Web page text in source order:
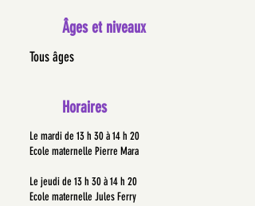
Âges et niveaux
Tous âges
Horaires
Le mardi de 13 h 30 à 14 h 20
Ecole maternelle Pierre Mara
Le jeudi de 13 h 30 à 14 h 20
Ecole maternelle Jules Ferry